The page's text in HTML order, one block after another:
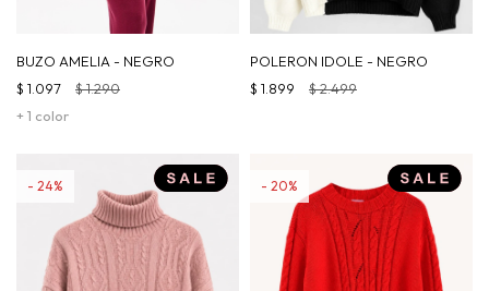
BUZO AMELIA - NEGRO
+ 1 color
$ 1.097 $1.290
POLERON IDOLE - NEGRO
$ 1.899 $2.499
24 20